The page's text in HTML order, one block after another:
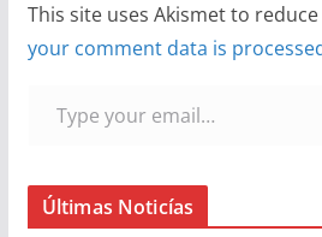
This site uses Akismet to
your comment data is
Últimas Noticías